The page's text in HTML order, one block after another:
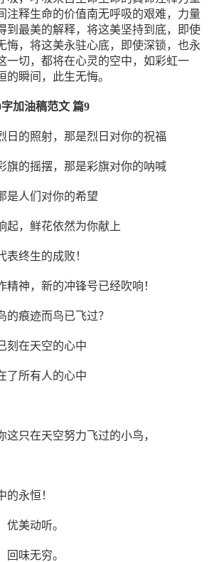
注释生命的价值南无呼吸的艰难，力量
到最美的解释，将这美坚持到底，即使
悔，将这美永驻心底，即使深锁，也永
一切，都将在心灵的空中，如彩虹一
的瞬间，此生无悔。
加油稿范文 篇9
日的照射，那是烈日对你的祝福
旗的摇摆，那是彩旗对你的呐喊
是人们对你的希望
起，鲜花依然为你献上
表终生的成败！
精神，新的冲锋号已经吹响！
的痕迹而鸟已飞过？
刻在天空的心中
了所有人的心中
这只在天空努力飞过的小鸟，
的永恒！
优美动听。
回味无穷。